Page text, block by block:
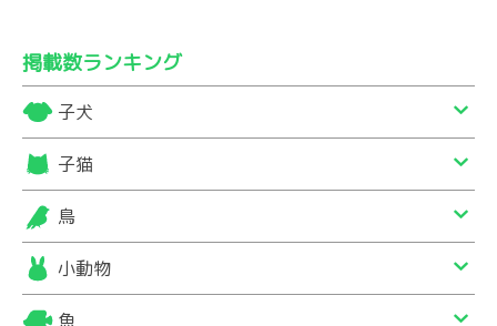
掲載数ランキング
子犬
子猫
鳥
小動物
魚